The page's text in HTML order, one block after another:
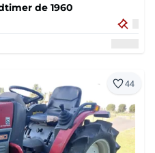
de 1960
44